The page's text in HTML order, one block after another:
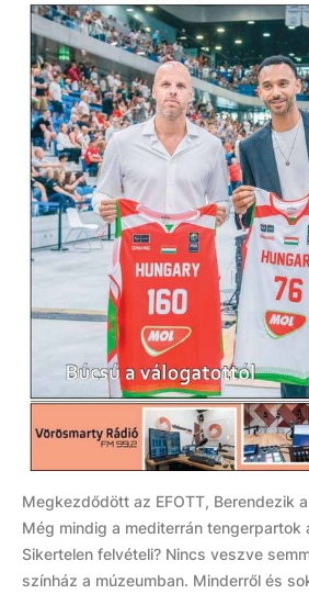
Megkezdődött az EFOTT, Berendezik
Még mindig a mediterrán tengerpartok
Sikertelen felvételi? Nincs veszve
színház a múzeumban. Minderről és